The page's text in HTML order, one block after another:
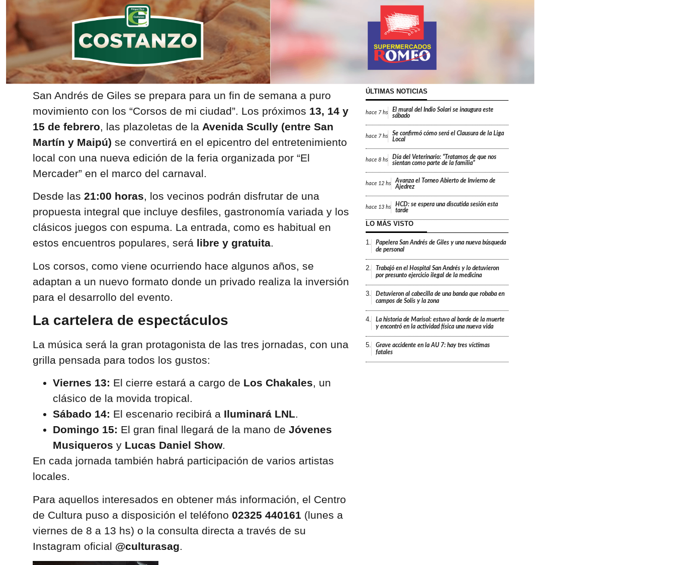
San Andrés de Giles se prepara para un fin de semana a puro
movimiento con los “Corsos de mi ciudad”. Los próximos 13, 14 y
15 de febrero, las plazoletas de la Avenida Scully (entre San
Martín y Maipú) se convertirá en el epicentro del entretenimiento
local con una nueva edición de la feria organizada por “El
Mercader” en el marco del carnaval.
Desde las 21:00 horas, los vecinos podrán disfrutar de una
propuesta integral que incluye desfiles, gastronomía variada y los
clásicos juegos con espuma. La entrada, como es habitual en
estos encuentros populares, será libre y gratuita.
Los corsos, como viene ocurriendo hace algunos años, se
adaptan a un nuevo formato donde un privado realiza la inversión
para el desarrollo del evento.
La cartelera de espectáculos
La música será la gran protagonista de las tres jornadas, con una
grilla pensada para todos los gustos:
Viernes 13: El cierre estará a cargo de Los Chakales, un
clásico de la movida tropical.
Sábado 14: El escenario recibirá a Iluminará LNL.
Domingo 15: El gran final llegará de la mano de Jóvenes
Musiqueros y Lucas Daniel Show.
En cada jornada también habrá participación de varios artistas
locales.
Para aquellos interesados en obtener más información, el Centro
de Cultura puso a disposición el teléfono 02325 440161 (lunes a
viernes de 8 a 13 hs) o la consulta directa a través de su
Instagram oficial @culturasag.
ÚLTIMAS NOTICIAS
hace 7 hs
El mural del Indio Solari se inaugura este
sábado
hace 7 hs
Se confirmó cómo será el Clausura de la Liga
Local
hace 8 hs
Día del Veterinario: “Tratamos de que nos
sientan como parte de la familia”
hace 12 hs
Avanza el Torneo Abierto de Invierno de
Ajedrez
hace 13 hs
HCD: se espera una discutida sesión esta
tarde
LO MÁS VISTO
1.
Papelera San Andrés de Giles y una nueva búsqueda
de personal
2.
Trabajó en el Hospital San Andrés y lo detuvieron
por presunto ejercicio ilegal de la medicina
3.
Detuvieron al cabecilla de una banda que robaba en
campos de Solís y la zona
4.
La historia de Marisol: estuvo al borde de la muerte
y encontró en la actividad física una nueva vida
5.
Grave accidente en la AU 7: hay tres víctimas
fatales